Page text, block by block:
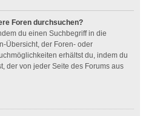
Foren durchsuchen?
du einen Suchbegriff in die
Übersicht, der Foren- oder
erhältst du, indem du
der von jeder Seite des Forums aus